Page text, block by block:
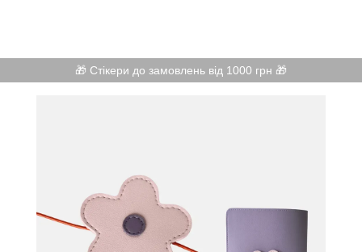
🎁 Стікери до замовлень від 1000 грн 🎁